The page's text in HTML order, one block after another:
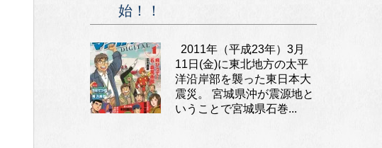
始！！
2011年（平成23年）3月
11日(金)に東北地方の太平
洋沿岸部を襲った東日本大
震災。 宮城県沖が震源地と
いうことで宮城県石巻...